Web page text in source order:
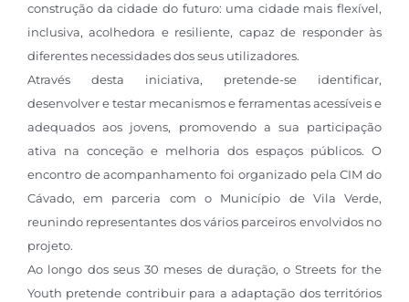
construção da cidade do futuro: uma cidade mais flexível,
inclusiva, acolhedora e resiliente, capaz de responder às
diferentes necessidades dos seus utilizadores.
Através desta iniciativa, pretende-se identificar,
desenvolver e testar mecanismos e ferramentas acessíveis e
adequados aos jovens, promovendo a sua participação
ativa na conceção e melhoria dos espaços públicos. O
encontro de acompanhamento foi organizado pela CIM do
Cávado, em parceria com o Município de Vila Verde,
reunindo representantes dos vários parceiros envolvidos no
projeto.
Ao longo dos seus 30 meses de duração, o Streets for the
Youth pretende contribuir para a adaptação dos territórios